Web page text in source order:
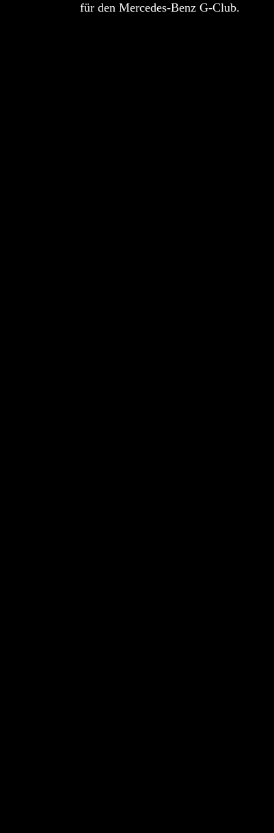
für den Mercedes-Benz G-Club.